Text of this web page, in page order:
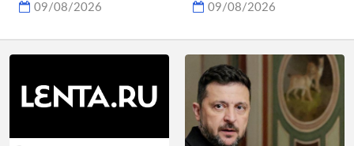
09/08/2026 09/08/2026